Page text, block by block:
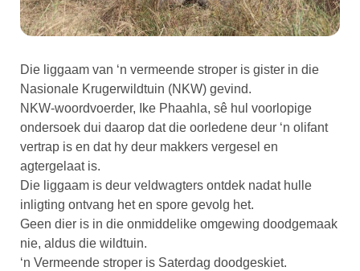
Die liggaam van ‘n vermeende stroper is gister in die
Nasionale Krugerwildtuin (NKW) gevind.
NKW-woordvoerder, Ike Phaahla, sê hul voorlopige
ondersoek dui daarop dat die oorledene deur ‘n olifant
vertrap is en dat hy deur makkers vergesel en
agtergelaat is.
Die liggaam is deur veldwagters ontdek nadat hulle
inligting ontvang het en spore gevolg het.
Geen dier is in die onmiddelike omgewing doodgemaak
nie, aldus die wildtuin.
‘n Vermeende stroper is Saterdag doodgeskiet.